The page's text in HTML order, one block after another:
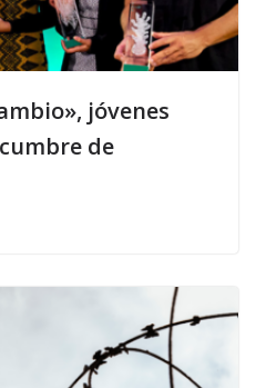
jóvenes
de